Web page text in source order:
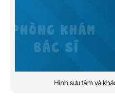
Hình sưu tầm và